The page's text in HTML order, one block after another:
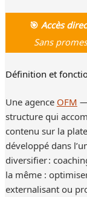
🎯Accès
Sans
Définition et
Une agenceOFM
structure qui
contenu sur la
développé dans
diversifier :
la même :
externalisant ou